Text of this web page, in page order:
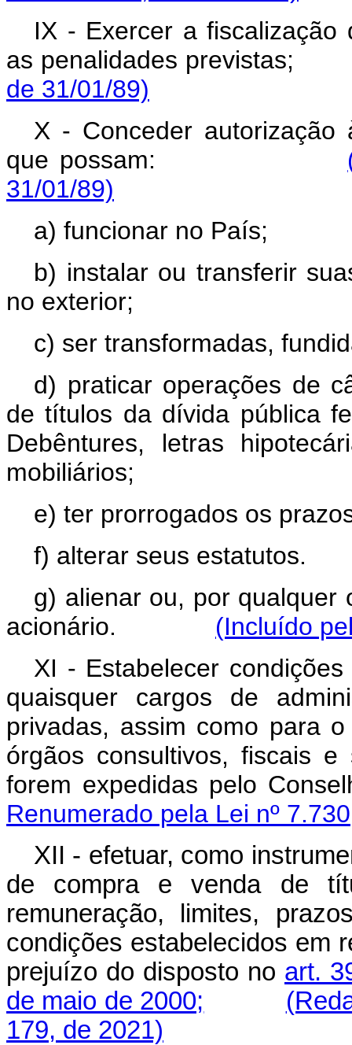
IX - Exercer a fiscalização
as penalidades
de 31/01/89)
X - Conceder autorização
que possam:
31/01/89)
a) funcionar no País;
b) instalar ou transferir
no exterior;
c) ser transformadas,
d) praticar operações de
de títulos da dívida pública
Debêntures, letras
mobiliários;
e) ter prorrogados os
f) alterar seus estatutos.
g) alienar ou, por qualquer
acionário. (Incluído
XI - Estabelecer
quaisquer cargos de
privadas, assim como para
órgãos consultivos, fiscais
forem expedidas pelo
Renumerado pela Lei nº
XII - efetuar, como
de compra e venda de
remuneração, limites,
condições estabelecidos em
prejuízo do disposto no art.
de maio de 2000;
179, de 2021)